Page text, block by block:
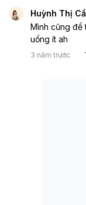
Huỳnh Thị
Mình cũng để
uống ít ah
3 năm trước